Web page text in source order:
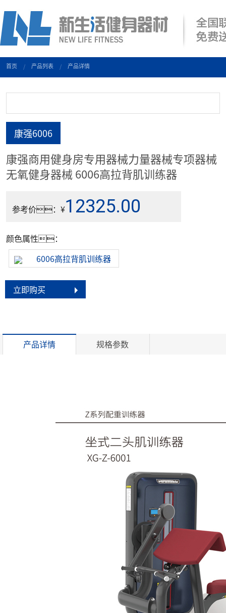
首页 产品列表 产品详情
康强6006
康强商用健身房专用器械力量器械专项器械
无氧健身器械 6006高拉背肌训练器
参考价：¥12325.00
颜色属性：
6006高拉背肌训练器
立即购买
产品详情 规格参数